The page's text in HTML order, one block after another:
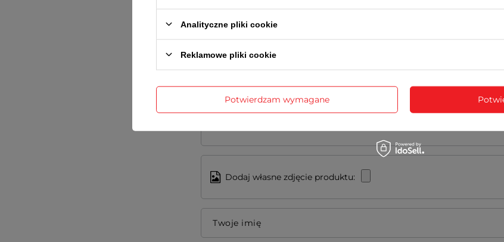
Treść twojej opinii
Dodaj własne zdjęcie produktu:
Twoje imię
Analityczne pliki cookie
Reklamowe pliki cookie
Potwierdzam wymagane